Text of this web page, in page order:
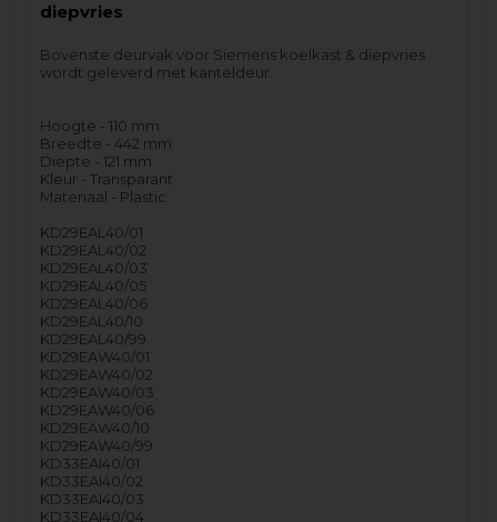
diepvries
Bovenste deurvak voor Siemens koelkast & diepvries
wordt geleverd met kanteldeur.
Hoogte - 110 mm
Breedte - 442 mm
Diepte - 121 mm
Kleur - Transparant
Materiaal - Plastic
KD29EAL40/01
KD29EAL40/02
KD29EAL40/03
KD29EAL40/05
KD29EAL40/06
KD29EAL40/10
KD29EAL40/99
KD29EAW40/01
KD29EAW40/02
KD29EAW40/03
KD29EAW40/06
KD29EAW40/10
KD29EAW40/99
KD33EAI40/01
KD33EAI40/02
KD33EAI40/03
KD33EAI40/04